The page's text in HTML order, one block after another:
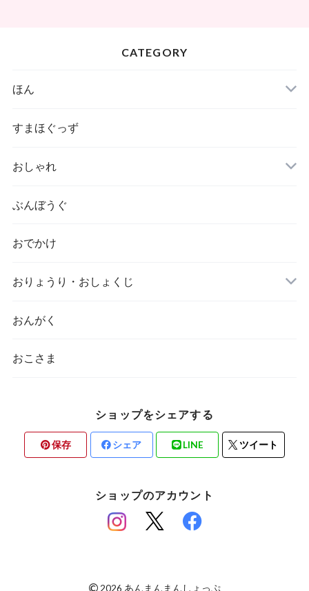
CATEGORY
ほん
すまほぐっず
おしゃれ
ぶんぼうぐ
おでかけ
おりょうり・おしょくじ
おんがく
おこさま
ショップをシェアする
保存 シェア LINE ツイート
ショップのアカウント
© 2026 あんまんまんしょっぷ